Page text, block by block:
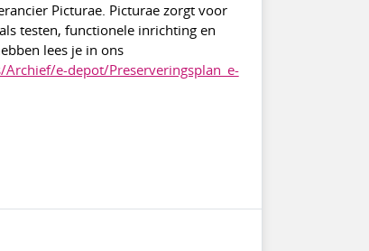
Picturae. Picturae zorgt voor
testen, functionele inrichting en
lees je in ons
e-depot/Preserveringsplan_e-